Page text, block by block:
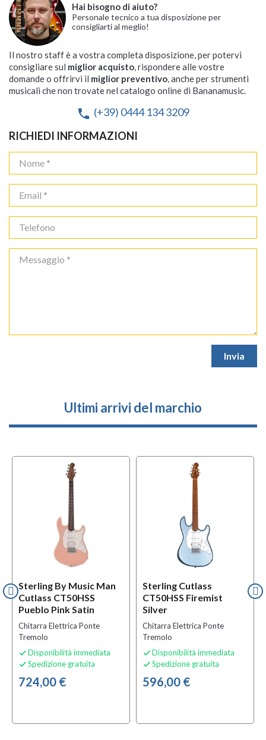
Hai bisogno di aiuto?
Personale tecnico a tua disposizione per
consigliarti al meglio!
Il nostro staff è a vostra completa disposizione, per potervi
consigliare sul miglior acquisto, rispondere alle vostre
domande o offrirvi il miglior preventivo, anche per strumenti
musicali che non trovate nel catalogo online di Bananamusic.
phone (+39) 0444 134 3209
RICHIEDI INFORMAZIONI
Ultimi arrivi del marchio
Sterling By Music Man
Cutlass CT50HSS
Pueblo Pink Satin
Chitarra Elettrica Ponte
Tremolo
 Disponibilità immediata
 Spedizione gratuita
724,00 €
Sterling Cutlass
CT50HSS Firemist
Silver
Chitarra Elettrica Ponte
Tremolo
 Disponibilità immediata
 Spedizione gratuita
596,00 €